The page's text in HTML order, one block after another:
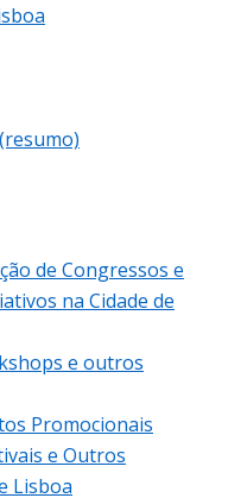
de Congressos e
na Cidade de
e outros
Promocionais
e Outros
Lisboa